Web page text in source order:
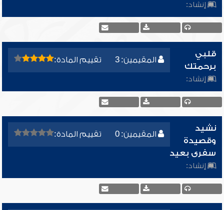
إنشاد:
المقيمين: 3 تقييم المادة:
قلبي
برحمتك
إنشاد:
المقيمين: 0 تقييم المادة:
نشيد
وقصيدة
سفرى بعيد
إنشاد: